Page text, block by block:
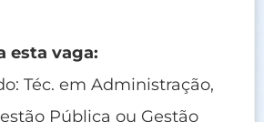
esta vaga:
Téc. em Administração,
Pública ou Gestão